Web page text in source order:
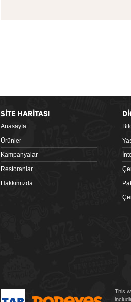
SİTE HARİTASI
Anasayfa
Ürünler
Kampanyalar
Restoranlar
Hakkımızda
This